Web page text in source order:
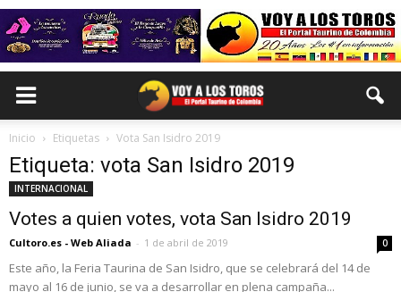
Inicio Etiquetas Vota San Isidro 2019
Etiqueta: vota San Isidro 2019
INTERNACIONAL
Votes a quien votes, vota San Isidro 2019
Cultoro.es - Web Aliada - 1 de abril de 2019 0
Este año, la Feria Taurina de San Isidro, que se celebrará del 14 de
mayo al 16 de junio, se va a desarrollar en plena campaña...